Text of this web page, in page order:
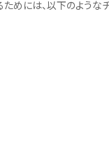
めには、以下のような